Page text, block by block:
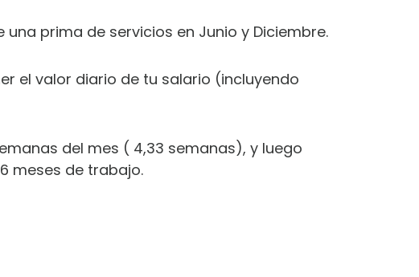
prima de servicios en Junio y Diciembre.
el valor diario de tu salario (incluyendo
del mes ( 4,33 semanas), y luego
meses de trabajo.